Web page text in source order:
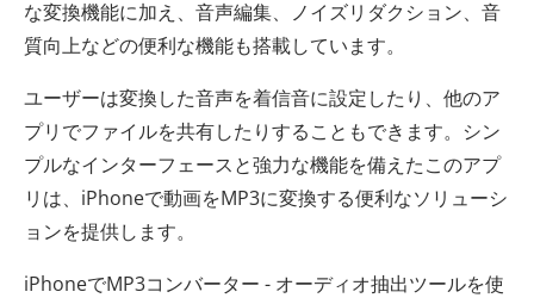
な変換機能に加え、音声編集、ノイズリダクション、音
質向上などの便利な機能も搭載しています。
ユーザーは変換した音声を着信音に設定したり、他のア
プリでファイルを共有したりすることもできます。シン
プルなインターフェースと強力な機能を備えたこのアプ
リは、iPhoneで動画をMP3に変換する便利なソリューシ
ョンを提供します。
iPhoneでMP3コンバーター - オーディオ抽出ツールを使